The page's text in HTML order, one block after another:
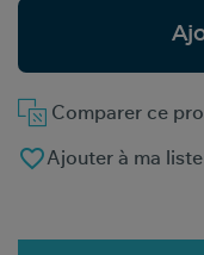
favorite_borderAjouter à ma liste
Comparer ce